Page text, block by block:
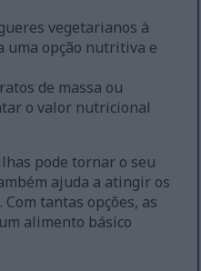
vegetarianos à
uma opção nutritiva e
de massa ou
o valor nutricional
pode tornar o seu
ajuda a atingir os
tantas opções, as
alimento básico